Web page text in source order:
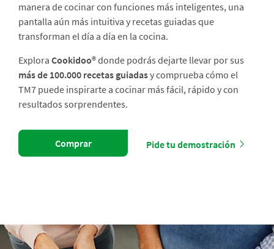
manera de cocinar con funciones más inteligentes, una
pantalla aún más intuitiva y recetas guiadas que
transforman el día a día en la cocina.
Explora Cookidoo®donde podrás dejarte llevar por sus
más de 100.000 recetas guiadasy comprueba cómo el
TM7 puede inspirarte a cocinar más fácil, rápido y con
resultados sorprendentes.
Comprar Pide tu demostración